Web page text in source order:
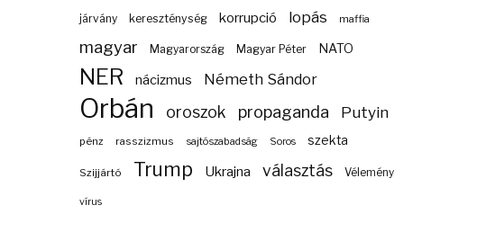
járvány kereszténység korrupció lopás maffia
magyar Magyarország Magyar Péter NATO
NER nácizmus Németh Sándor
Orbán oroszok propaganda Putyin
pénz rasszizmus sajtószabadság Soros szekta
Szijjártó Trump Ukrajna választás Vélemény
vírus